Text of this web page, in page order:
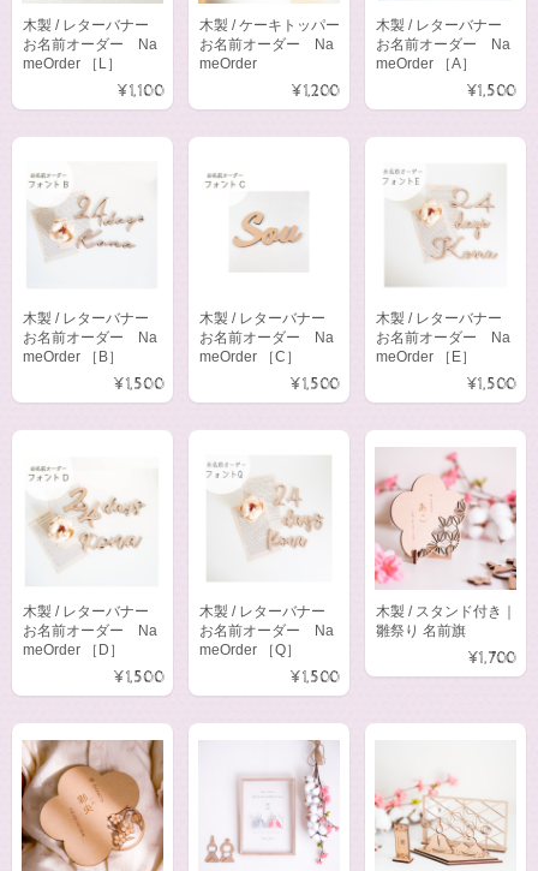
木製 / レターバナー
お名前オーダー Na
meOrder ［L］
¥1,100
木製 / ケーキトッパー
お名前オーダー Na
meOrder
¥1,200
木製 / レターバナー
お名前オーダー Na
meOrder ［A］
¥1,500
木製 / レターバナー
お名前オーダー Na
meOrder ［B］
¥1,500
木製 / レターバナー
お名前オーダー Na
meOrder ［C］
¥1,500
木製 / レターバナー
お名前オーダー Na
meOrder ［E］
¥1,500
木製 / レターバナー
お名前オーダー Na
meOrder ［D］
¥1,500
木製 / レターバナー
お名前オーダー Na
meOrder ［Q］
¥1,500
木製 / スタンド付き｜
雛祭り 名前旗
¥1,700